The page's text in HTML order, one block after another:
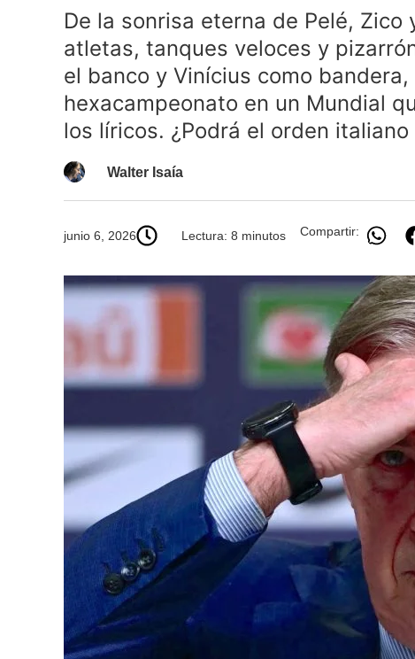
De la sonrisa eterna de Pelé,
atletas, tanques veloces y
el banco y Vinícius como
hexacampeonato en un Mundial
los líricos. ¿Podrá el orden
Walter Isaía
junio 6, 2026 Lectura: 8 minutos Compartir: